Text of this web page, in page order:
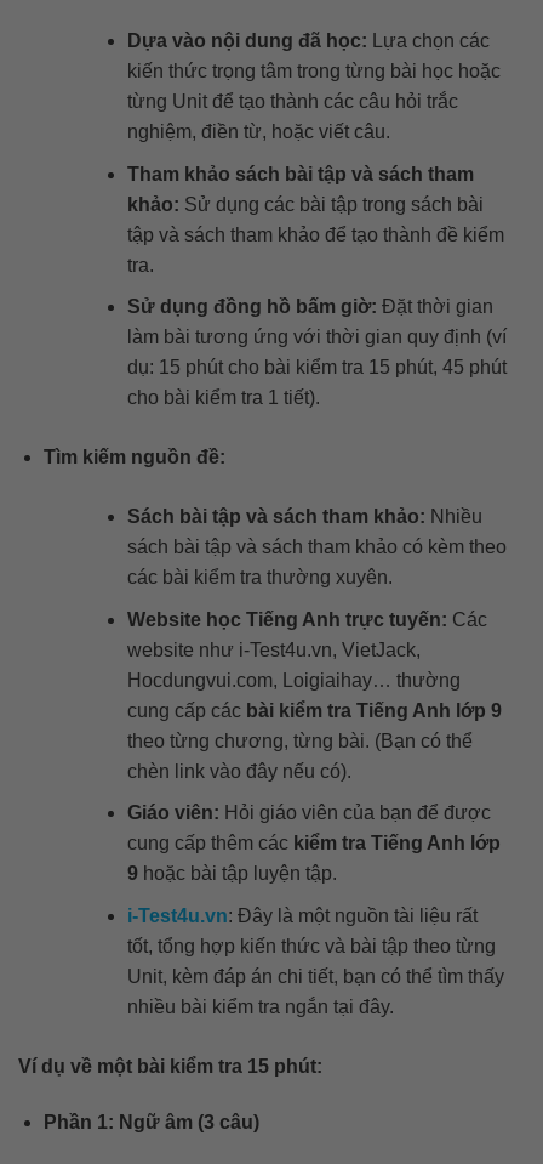
Dựa vào nội dung đã học: Lựa chọn các
kiến thức trọng tâm trong từng bài học hoặc
từng Unit để tạo thành các câu hỏi trắc
nghiệm, điền từ, hoặc viết câu.
Tham khảo sách bài tập và sách tham
khảo: Sử dụng các bài tập trong sách bài
tập và sách tham khảo để tạo thành đề kiểm
tra.
Sử dụng đồng hồ bấm giờ: Đặt thời gian
làm bài tương ứng với thời gian quy định (ví
dụ: 15 phút cho bài kiểm tra 15 phút, 45 phút
cho bài kiểm tra 1 tiết).
Tìm kiếm nguồn đề:
Sách bài tập và sách tham khảo: Nhiều
sách bài tập và sách tham khảo có kèm theo
các bài kiểm tra thường xuyên.
Website học Tiếng Anh trực tuyến: Các
website như i-Test4u.vn, VietJack,
Hocdungvui.com, Loigiaihay… thường
cung cấp các bài kiểm tra Tiếng Anh lớp 9
theo từng chương, từng bài. (Bạn có thể
chèn link vào đây nếu có).
Giáo viên: Hỏi giáo viên của bạn để được
cung cấp thêm các kiểm tra Tiếng Anh lớp
9hoặc bài tập luyện tập.
i-Test4u.vn: Đây là một nguồn tài liệu rất
tốt, tổng hợp kiến thức và bài tập theo từng
Unit, kèm đáp án chi tiết, bạn có thể tìm thấy
nhiều bài kiểm tra ngắn tại đây.
Ví dụ về một bài kiểm tra 15 phút:
Phần 1: Ngữ âm (3 câu)